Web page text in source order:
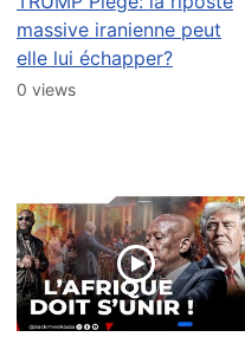
massive iranienne peut
elle lui échapper?
0 views